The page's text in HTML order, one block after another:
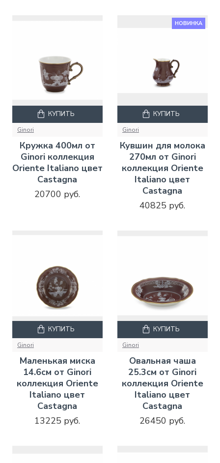
Ginori
Кружка 400мл от
Ginori коллекция
Oriente Italiano цвет
Castagna
20700 руб.
КУПИТЬ
НОВИНКА
Ginori
Кувшин для молока
270мл от Ginori
коллекция Oriente
Italiano цвет
Castagna
40825 руб.
КУПИТЬ
Ginori
Маленькая миска
14.6см от Ginori
коллекция Oriente
Italiano цвет
Castagna
13225 руб.
КУПИТЬ
Ginori
Овальная чаша
25.3см от Ginori
коллекция Oriente
Italiano цвет
Castagna
26450 руб.
КУПИТЬ